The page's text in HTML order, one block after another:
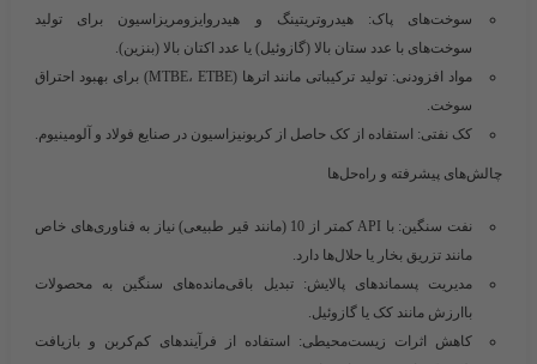
سوخت‌های پاک: هیدروتریتینگ و هیدروایزومریزاسیون برای تولید
سوخت‌های با عدد ستان بالا (گازوئیل) یا عدد اکتان بالا (بنزین).
مواد افزودنی
: تولید ترکیباتی مانند اترها (MTBE، ETBE) برای بهبود احتراق
سوخت.
کک نفتی: استفاده از کک حاصل از کربونیزاسیون در صنایع فولاد و آلومینیوم.
چالش‌های پیشرفته و راه‌حل‌ها
نفت سنگین
: با API کمتر از 10 (مانند قیر طبیعی) نیاز به فناوری‌های خاص
مانند تزریق بخار یا حلال‌ها دارد.
مدیریت پسماندهای پالایش: تبدیل باقی‌مانده‌های سنگین به محصولات
باارزش مانند کک یا گازوئیل.
کاهش اثرات زیست‌محیطی: استفاده از فرآیندهای کم‌کربن و بازیافت